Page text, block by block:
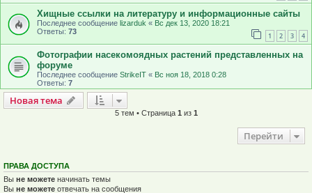
Хищные ссылки на литературу и информационные сайты
Последнее сообщение lizarduk « Вс дек 13, 2020 18:21
Ответы: 73 1 2 3 4
Фотографии насекомоядных растений представленных на
форуме
Последнее сообщение StrikeIT « Вс ноя 18, 2018 0:28
Ответы: 7
Новая тема
Новаятема
5 тем • Страница 1 из 1
Перейти
ПРАВА ДОСТУПА
Вы не можете начинать темы
Вы не можете отвечать на сообщения